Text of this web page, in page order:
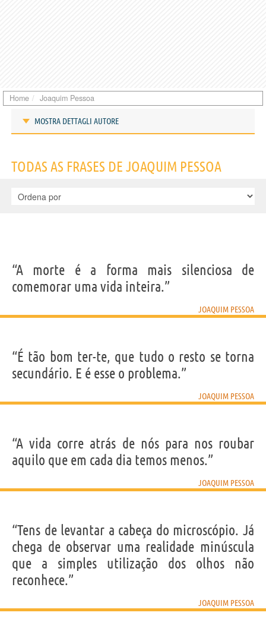
Home Joaquim Pessoa
MOSTRA DETTAGLI AUTORE
IDENTIKIT E DADOS PESSOAIS
Sobrenome Pessoa
Nacionalidade Portuguesa
Frases, citações e aforismos de Joaquim Pessoa
15EM PORTUGUÊS
TODAS AS FRASES DE JOAQUIM PESSOA
“A morte é a forma mais silenciosa de
comemorar uma vida inteira.”
JOAQUIM PESSOA
“É tão bom ter-te, que tudo o resto se torna
secundário. E é esse o problema.”
JOAQUIM PESSOA
“A vida corre atrás de nós para nos roubar
aquilo que em cada dia temos menos.”
JOAQUIM PESSOA
“Tens de levantar a cabeça do microscópio. Já
chega de observar uma realidade minúscula
que a simples utilização dos olhos não
reconhece.”
JOAQUIM PESSOA